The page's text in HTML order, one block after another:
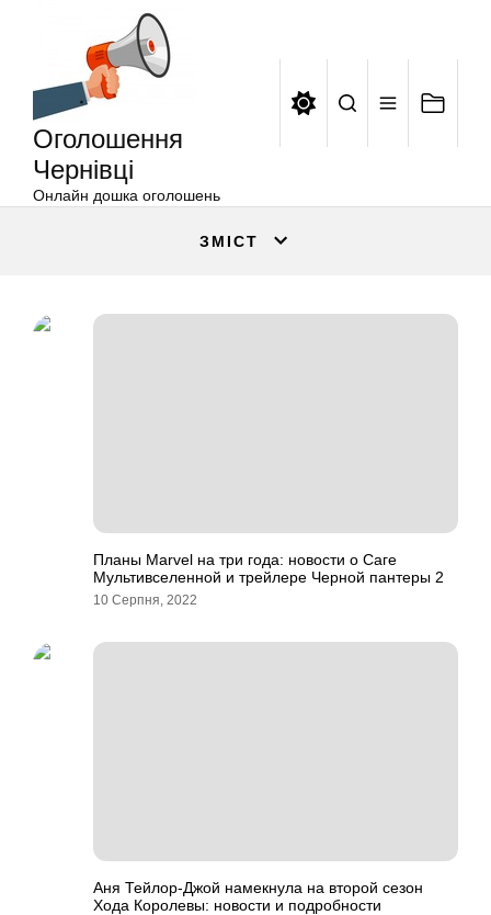
Оголошення
Чернівці
Онлайн дошка оголошень
ЗМІСТ
Планы Marvel на три года: новости о Саге
Мультивселенной и трейлере Черной пантеры 2
10 Серпня, 2022
Аня Тейлор-Джой намекнула на второй сезон
Хода Королевы: новости и подробности